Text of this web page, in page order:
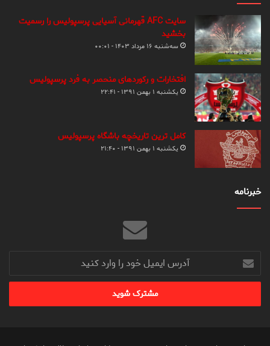
سایت AFC قهرمانی آسیایی پرسپولیس را رسمیت
بخشید
سه‌شنبه ۱۶ مرداد ۱۴۰۳ - ۰۰:۰۱
افتخارات و رکوردهای منحصر به فرد پرسپولیس
یکشنبه ۱ بهمن ۱۳۹۱ - ۲۲:۴۱
کامل ترین تاریخچه باشگاه پرسپولیس
یکشنبه ۱ بهمن ۱۳۹۱ - ۲۱:۴۰
خبرنامه
آدرس
ایمیل
خود
وارد